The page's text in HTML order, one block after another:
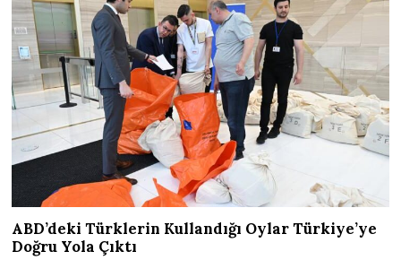
ABD’deki Türklerin Kullandığı Oylar Türkiye’ye
Doğru Yola Çıktı